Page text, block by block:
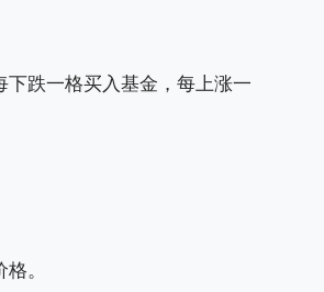
跌一格买入基金，每上涨一
。